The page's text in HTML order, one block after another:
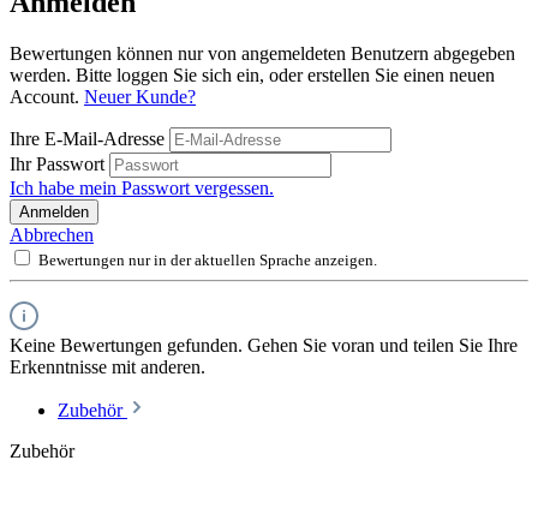
Bewertungen können nur von angemeldeten Benutzern abgegeben
werden. Bitte loggen Sie sich ein, oder erstellen Sie einen neuen
Account. Neuer Kunde?
Ihre E-Mail-Adresse
Ihr Passwort
Ich habe mein Passwort vergessen.
Anmelden
Abbrechen
Bewertungen nur in der aktuellen Sprache anzeigen.
Keine Bewertungen gefunden. Gehen Sie voran und teilen Sie Ihre
Erkenntnisse mit anderen.
Zubehör
Zubehör